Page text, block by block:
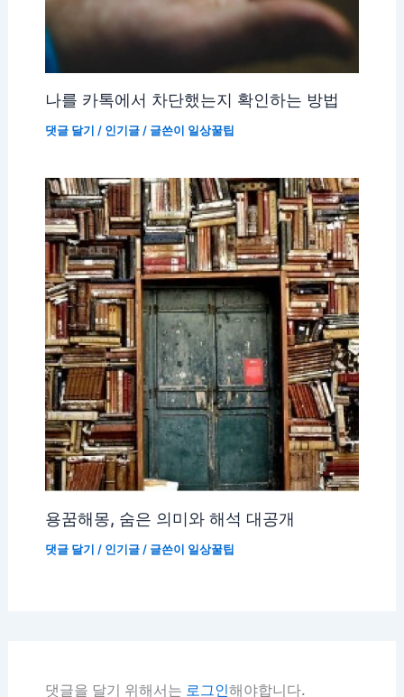
나를 카톡에서 차단했는지 확인하는 방법
댓글 달기 / 인기글/ 글쓴이 일상꿀팁
용꿈해몽, 숨은 의미와 해석 대공개
댓글 달기 / 인기글/ 글쓴이 일상꿀팁
댓글을 달기 위해서는 로그인해야합니다.